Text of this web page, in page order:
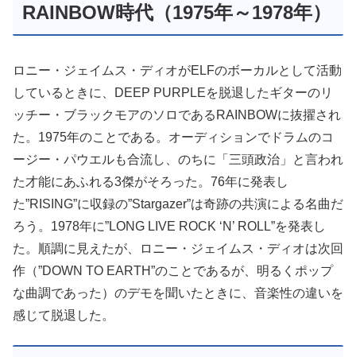
RAINBOW時代（1975年～1978年）
ロニー・ジェイムス・ディオがELFのボーカルとして活動
しているときに、DEEP PURPLEを脱退したギターのリ
ッチー・ブラックモアのソロであるRAINBOWに抜擢され
た。1975年のことである。オーディションでドラムのコ
ージー・パウエルも合流し、のちに「三頭政治」と言われ
た才能にあふれる3傑がそろった。76年に発表し
た”RISING”に収録の”Stargazer”は奇跡の共演による名曲だ
ろう。1978年に”LONG LIVE ROCK ‘N’ ROLL”を発表し
た。順調に見えたが、ロニー・ジェイムス・ディオは次回
作（”DOWN TO EARTH”のことであるが、明るくポップ
な曲調であった）のデモを聞いたときに、音楽性の違いを
感じて脱退した。